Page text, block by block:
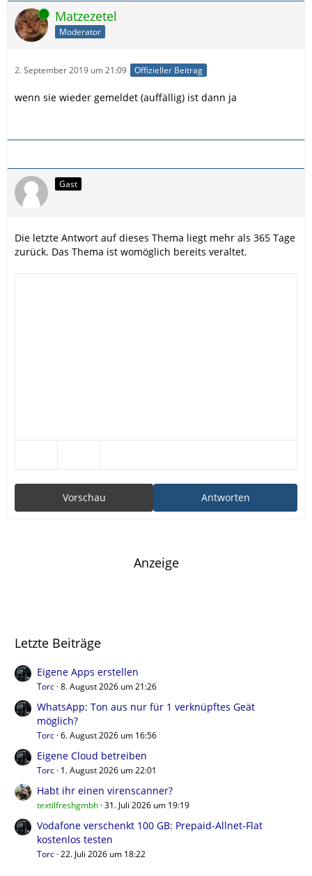
Online Matzezetel
Moderator
2. September 2019 um 21:09 Offizieller Beitrag
wenn sie wieder gemeldet (auffällig) ist dann ja
Gast
Die letzte Antwort auf dieses Thema liegt mehr als 365 Tage
zurück. Das Thema ist womöglich bereits veraltet.
Antworten
Vorschau
Anzeige
Letzte Beiträge
Eigene Apps erstellen
Torc 8. August 2026 um 21:26
WhatsApp: Ton aus nur für 1 verknüpftes Geät
möglich?
Torc 6. August 2026 um 16:56
Eigene Cloud betreiben
Torc 1. August 2026 um 22:01
Habt ihr einen virenscanner?
textilfreshgmbh 31. Juli 2026 um 19:19
Vodafone verschenkt 100 GB: Prepaid-Allnet-Flat
kostenlos testen
Torc 22. Juli 2026 um 18:22